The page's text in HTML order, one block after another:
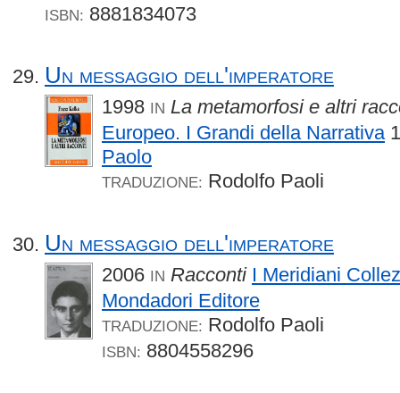
ISBN: 8881834073
Un messaggio dell'imperatore
1998 IN La metamorfosi e altri
Europeo. I Grandi della Narrativa
Paolo
TRADUZIONE: Rodolfo Paoli
Un messaggio dell'imperatore
2006 IN Racconti I Meridiani
Mondadori Editore
TRADUZIONE: Rodolfo Paoli
ISBN: 8804558296